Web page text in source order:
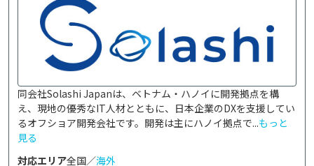
同会社Solashi Japanは、ベトナム・ハノイに開発拠点を構
え、現地の優秀なIT人材とともに、日本企業のDXを支援してい
るオフショア開発会社です。開発は主にハノイ拠点で...もっと
見る
対応エリア全国／海外